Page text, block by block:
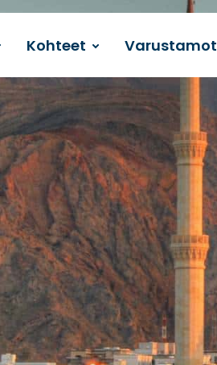
Kohteet Varustamot